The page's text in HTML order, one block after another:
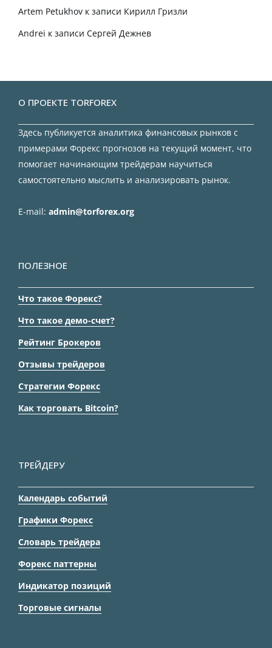
Artem Petukhov к записи Кирилл Гризли
Andrei к записи Сергей Дежнев
О ПРОЕКТЕ TORFOREX
Здесь публикуется аналитика финансовых рынков с
примерами Форекс прогнозов на текущий момент, что
помогает начинающим трейдерам научиться
самостоятельно мыслить и анализировать рынок.
E-mail: admin@torforex.org
ПОЛЕЗНОЕ
Что такое Форекс?
Что такое демо-счет?
Рейтинг Брокеров
Отзывы трейдеров
Стратегии Форекс
Как торговать Bitcoin?
ТРЕЙДЕРУ
Календарь событий
Графики Форекс
Словарь трейдера
Форекс паттерны
Индикатор позиций
Торговые сигналы